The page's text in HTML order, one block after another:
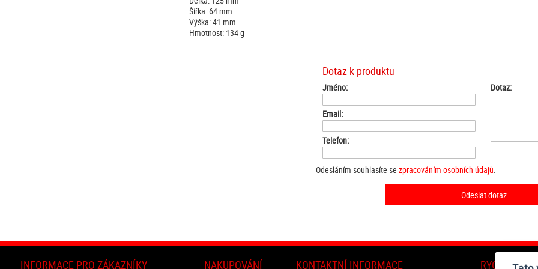
Šířka: 64 mm
Výška: 41 mm
Hmotnost: 134 g
Dotaz k produktu
Jméno:
Email:
Telefon:
Dotaz:
Odesláním souhlasíte sezpracováním osobních údajů.
INFORMACE PRO ZÁKAZNÍKY NAKUPOVÁNÍ KONTAKTNÍ INFORMACE RYCHLÝ